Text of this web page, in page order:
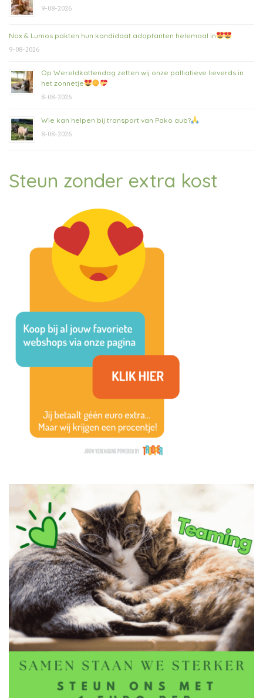
9-08-2026
Nox & Lumos pakten hun kandidaat adoptanten helemaal in
9-08-2026
Op Wereldkattendag zetten wij onze palliatieve lieverds in
het zonnetje
8-08-2026
Wie kan helpen bij transport van Pako aub?
8-08-2026
Steun zonder extra kost